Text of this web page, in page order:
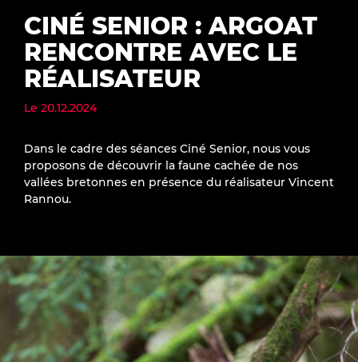
CINÉ SENIOR : ARGOAT
RENCONTRE AVEC LE
RÉALISATEUR
Le 20.12.2024
Dans le cadre des séances Ciné Senior, nous vous
proposons de découvrir la faune cachée de nos
vallées bretonnes en présence du réalisateur Vincent
Rannou.